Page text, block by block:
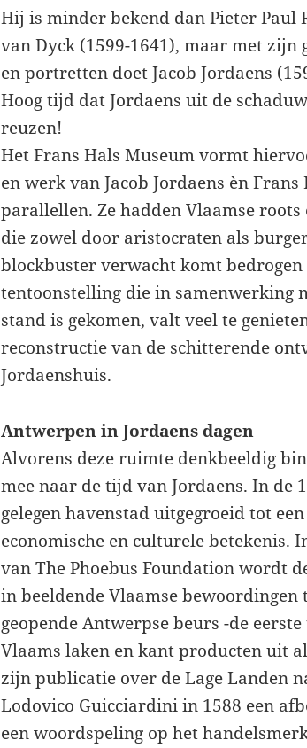
Hij is minder bekend dan Pieter Paul
van Dyck (1599-1641), maar met
en portretten doet Jacob Jordaens
Hoog tijd dat Jordaens uit de
reuzen!
Het Frans Hals Museum vormt
en werk van Jacob Jordaens èn
parallellen. Ze hadden Vlaamse
die zowel door aristocraten als
blockbuster verwacht komt
tentoonstelling die in samenwerking
stand is gekomen, valt veel te
reconstructie van de schitterende
Jordaenshuis.
Antwerpen in Jordaens dagen
Alvorens deze ruimte denkbeeldig
mee naar de tijd van Jordaens. In de
gelegen havenstad uitgegroeid tot
economische en culturele betekenis.
van The Phoebus Foundation wordt
in beeldende Vlaamse bewoordingen
geopende Antwerpse beurs -de
Vlaams laken en kant producten uit
zijn publicatie over de Lage Landen
Lodovico Guicciardini in 1588 een
een woordspeling op het